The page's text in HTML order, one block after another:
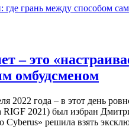
грань между способом
– это
омбудсменом
2022 года – в этот день
RIGF 2021) был избран
Cyberus» решила взять